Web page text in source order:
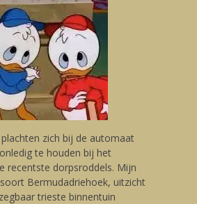
zich bij de automaat
te houden bij het
recentste dorpsroddels. Mijn
Bermudadriehoek, uitzicht
trieste binnentuin